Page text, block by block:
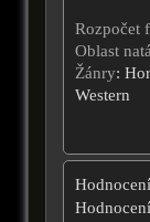
Rozpočet
Oblast
Žánry:
Western